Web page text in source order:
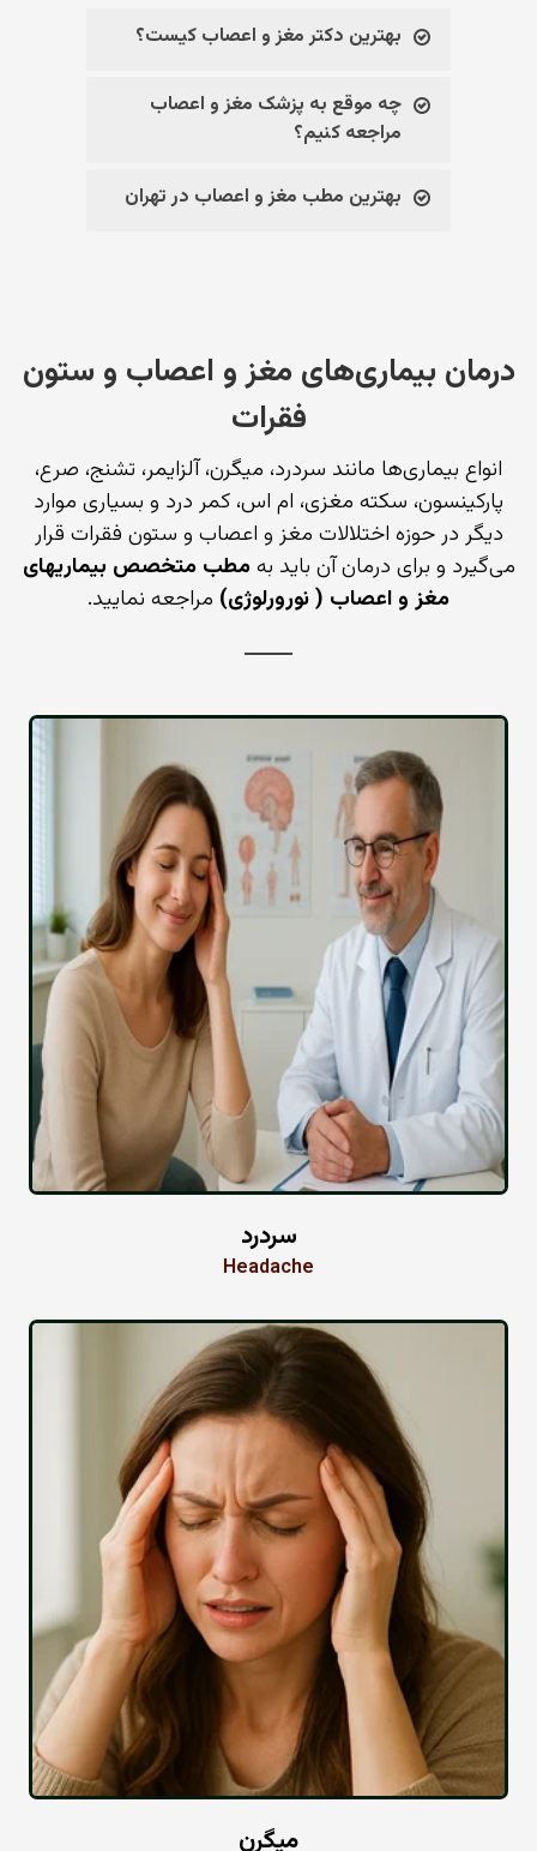
بهترین دکتر مغز و اعصاب کیست؟
چه موقع به پزشک مغز و اعصاب
مراجعه کنیم؟
بهترین مطب مغز و اعصاب در تهران
درمان بیماری‌های مغز و اعصاب و ستون
فقرات
انواع بیماری‌ها مانند سردرد، میگرن، آلزایمر، تشنج، صرع،
پارکینسون، سکته مغزی، ام اس، کمر درد و بسیاری موارد
دیگر در حوزه اختلالات مغز و اعصاب و ستون فقرات قرار
می‌گیرد و برای درمان آن باید بهمطب متخصص بیماریهای
مغز و اعصاب ( نورورلوژی) مراجعه نمایید.
سردرد
Headache
میگرن